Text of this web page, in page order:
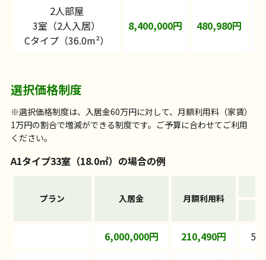
2人部屋
3室（2人入居）
Cタイプ（36.0m²）
8,400,000円 480,980円
選択価格制度
※選択価格制度は、入居金60万円に対して、月額利用料（家賃）
1万円の割合で増減ができる制度です。ご予算に合わせてご利用
ください。
A1タイプ33室（18.0㎡）の場合の例
プラン 入居金
月額利用料
6,000,000円 210,490円